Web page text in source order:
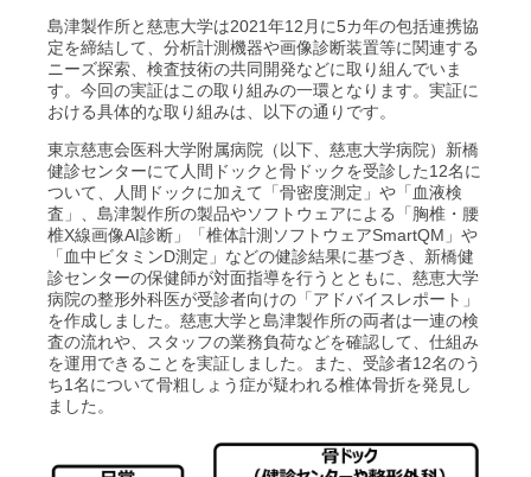
島津製作所と慈恵大学は2021年12月に5カ年の包括連携協
定を締結して、分析計測機器や画像診断装置等に関連する
ニーズ探索、検査技術の共同開発などに取り組んでいま
す。今回の実証はこの取り組みの一環となります。実証に
おける具体的な取り組みは、以下の通りです。
東京慈恵会医科大学附属病院（以下、慈恵大学病院）新橋
健診センターにて人間ドックと骨ドックを受診した12名に
ついて、人間ドックに加えて「骨密度測定」や「血液検
査」、島津製作所の製品やソフトウェアによる「胸椎・腰
椎X線画像AI診断」「椎体計測ソフトウェアSmartQM」や
「血中ビタミンD測定」などの健診結果に基づき、新橋健
診センターの保健師が対面指導を行うとともに、慈恵大学
病院の整形外科医が受診者向けの「アドバイスレポート」
を作成しました。慈恵大学と島津製作所の両者は一連の検
査の流れや、スタッフの業務負荷などを確認して、仕組み
を運用できることを実証しました。また、受診者12名のう
ち1名について骨粗しょう症が疑われる椎体骨折を発見し
ました。